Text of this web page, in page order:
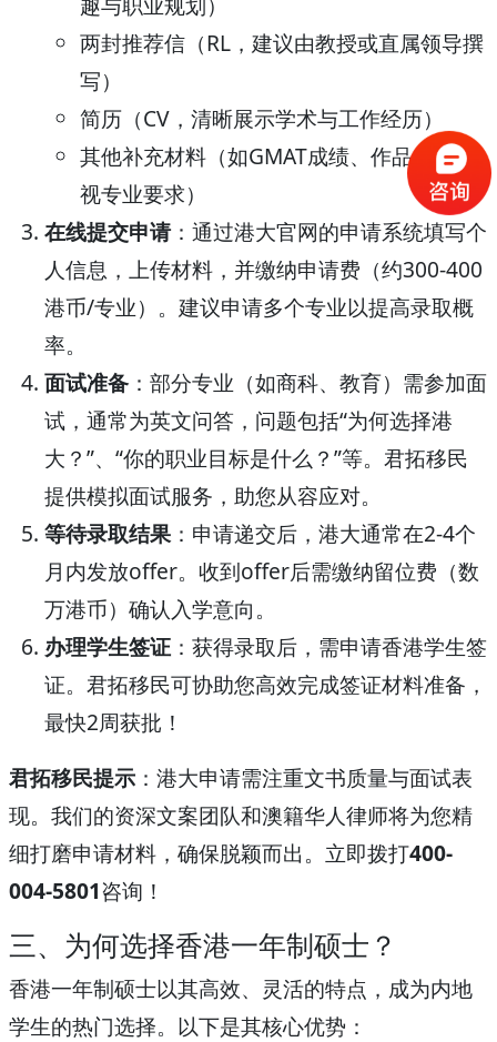
两封推荐信（RL，建议由教授或直属领导撰
写）
简历（CV，清晰展示学术与工作经历）
其他补充材料（如GMAT成绩、作品集等，
视专业要求）
在线提交申请：通过港大官网的申请系统填写个
人信息，上传材料，并缴纳申请费（约300-400
港币/专业）。建议申请多个专业以提高录取概
率。
面试准备 ：部分专业（如商科、教育）需参加面
试，通常为英文问答，问题包括“为何选择港
大？”、“你的职业目标是什么？”等。君拓移民
提供模拟面试服务，助您从容应对。
等待录取结果：申请递交后，港大通常在2-4个
月内发放offer。收到offer后需缴纳留位费（数
万港币）确认入学意向。
办理学生签证 ：获得录取后，需申请香港学生签
证。君拓移民可协助您高效完成签证材料准备，
最快2周获批！
君拓移民提示 ：港大申请需注重文书质量与面试表
现。我们的资深文案团队和澳籍华人律师将为您精
细打磨申请材料，确保脱颖而出。立即拨打400-
004-5801咨询！
三、为何选择香港一年制硕士？
香港一年制硕士以其高效、灵活的特点，成为内地
学生的热门选择。以下是其核心优势：